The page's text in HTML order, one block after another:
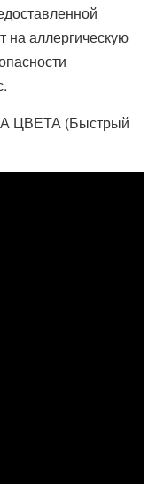
на аллергическую
(Быстрый